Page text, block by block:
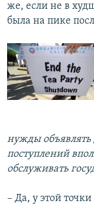
же, если не в
была на пике
нужды объявлять
поступлений
обслуживать
– Да, у этой